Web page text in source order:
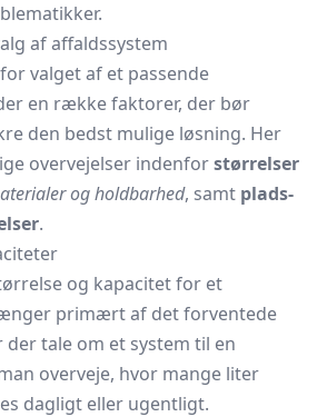
af affaldssystem
valget af et passende
en række faktorer, der bør
den bedst mulige løsning. Her
overvejelser indenforstørrelser
og holdbarhed, samt plads-
.
og kapacitet for et
primært af det forventede
der tale om et system til en
overveje, hvor mange liter
dagligt eller ugentligt.